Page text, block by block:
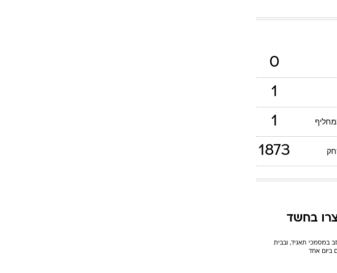
0
1
1
1873
בחשד
במסמכי תאגיד, ובבית
ביום אחד